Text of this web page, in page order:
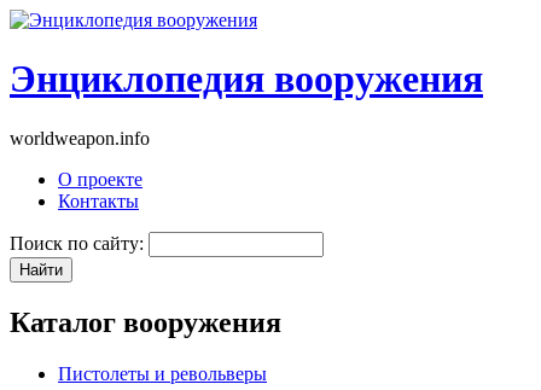
Энциклопедия вооружения
worldweapon.info
О проекте
Контакты
Поиск по сайту:
Каталог вооружения
Пистолеты и револьверы